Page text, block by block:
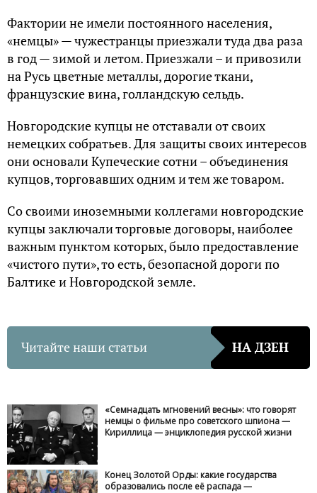
Фактории не имели постоянного населения,
«немцы» — чужестранцы приезжали туда два раза
в год — зимой и летом. Приезжали – и привозили
на Русь цветные металлы, дорогие ткани,
французские вина, голландскую сельдь.
Новгородские купцы не отставали от своих
немецких собратьев. Для защиты своих интересов
они основали Купеческие сотни – объединения
купцов, торговавших одним и тем же товаром.
Со своими иноземными коллегами новгородские
купцы заключали торговые договоры, наиболее
важным пунктом которых, было предоставление
«чистого пути», то есть, безопасной дороги по
Балтике и Новгородской земле.
Читайте наши статьи НА ДЗЕН
«Семнадцать мгновений весны»: что говорят
немцы о фильме про советского шпиона —
Кириллица — энциклопедия русской жизни
Конец Золотой Орды: какие государства
образовались после её распада —